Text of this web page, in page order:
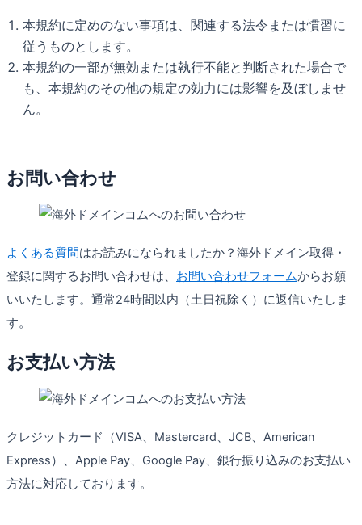
本規約に定めのない事項は、関連する法令または慣習に
従うものとします。
本規約の一部が無効または執行不能と判断された場合で
も、本規約のその他の規定の効力には影響を及ぼしませ
ん。
お問い合わせ
よくある質問はお読みになられましたか？海外ドメイン取得・
登録に関するお問い合わせは、 お問い合わせフォームからお願
いいたします。通常24時間以内（土日祝除く）に返信いたしま
す。
お支払い方法
クレジットカード（VISA、Mastercard、JCB、American
Express）、Apple Pay、Google Pay、銀行振り込みのお支払い
方法に対応しております。